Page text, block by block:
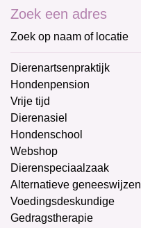
Zoek een adres
Zoek op naam of locatie
Dierenartsenpraktijk
Hondenpension
Vrije tijd
Dierenasiel
Hondenschool
Webshop
Dierenspeciaalzaak
Alternatieve geneeswijzen
Voedingsdeskundige
Gedragstherapie